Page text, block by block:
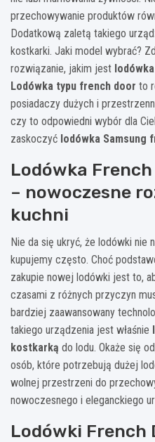
przechowywanie produktów
Dodatkową zaletą takiego
kostkarki. Jaki model wybrać?
rozwiązanie, jakim jest
Lodówka typu french door to
posiadaczy dużych i
czy to odpowiedni wybór dla
zaskoczyć lodówka Samsung
Lodówka
– nowoczesne
kuchni
Nie da się ukryć, że lodówki nie
kupujemy często. Choć
zakupie nowej lodówki jest to,
czasami z różnych przyczyn
bardziej zaawansowany
takiego urządzenia jest właśnie
kostkarką do lodu. Okaże się
osób, które potrzebują dużej
wolnej przestrzeni do
nowoczesnego i eleganckiego
Lodówki French